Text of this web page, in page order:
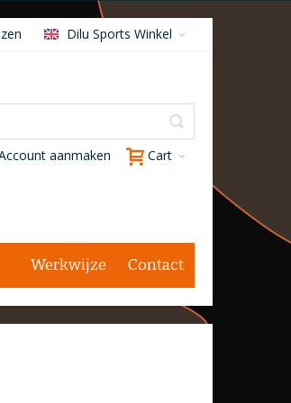
Dilu Sports Winkel
Cart
aanmaken
Contact
Werkwijze